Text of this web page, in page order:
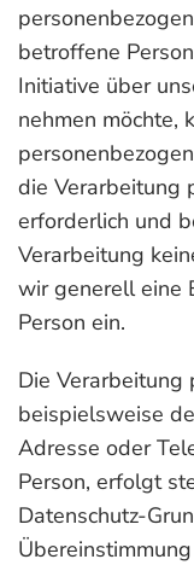
betroffene
Initiative über
nehmen möchte,
die Verarbeitung
erforderlich und
Verarbeitung
wir generell eine
Person ein.
Die Verarbeitung
beispielsweise
Adresse oder
Person, erfolgt
Datenschutz-